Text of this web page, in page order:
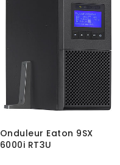
Onduleur Eaton 9SX
6000i RT3U